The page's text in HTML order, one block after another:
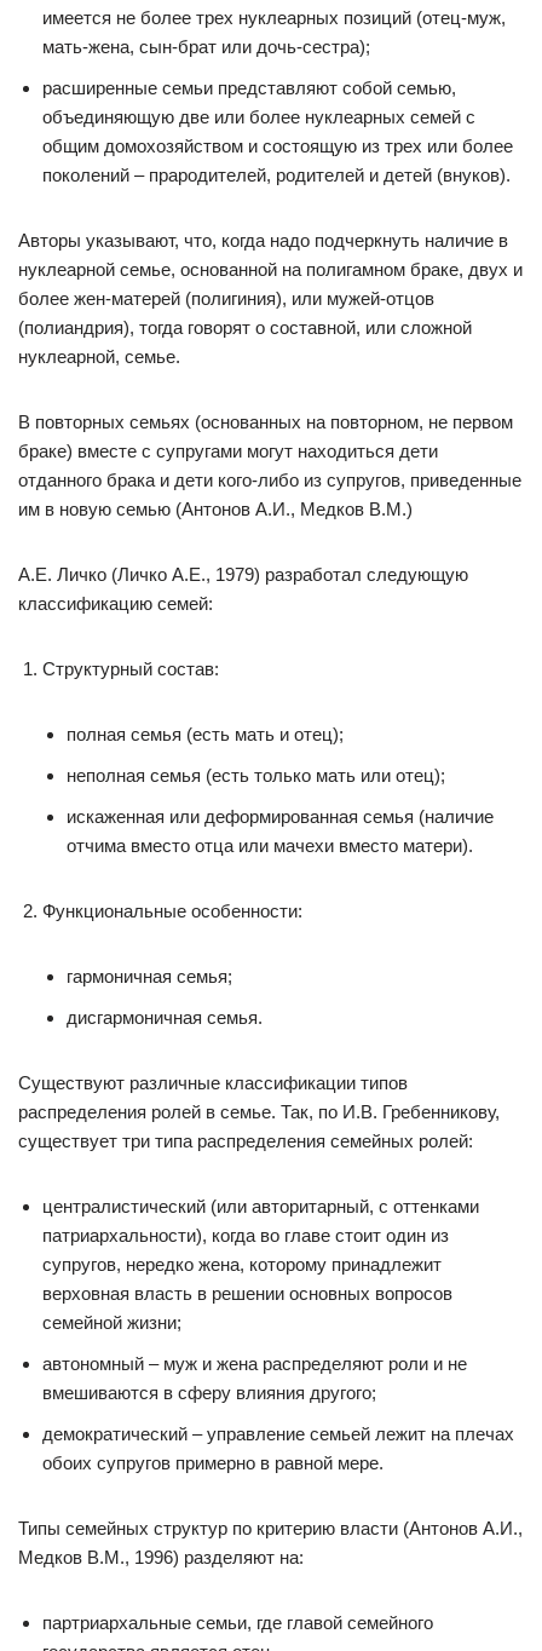
имеется не более трех нуклеарных позиций (отец-муж,
мать-жена, сын-брат или дочь-сестра);
расширенные семьи представляют собой семью,
объединяющую две или более нуклеарных семей с
общим домохозяйством и состоящую из трех или более
поколений – прародителей, родителей и детей (внуков).
Авторы указывают, что, когда надо подчеркнуть наличие в
нуклеарной семье, основанной на полигамном браке, двух и
более жен-матерей (полигиния), или мужей-отцов
(полиандрия), тогда говорят о составной, или сложной
нуклеарной, семье.
В повторных семьях (основанных на повторном, не первом
браке) вместе с супругами могут находиться дети
отданного брака и дети кого-либо из супругов, приведенные
им в новую семью (Антонов А.И., Медков В.М.)
А.Е. Личко (Личко А.Е., 1979) разработал следующую
классификацию семей:
Структурный состав:
полная семья (есть мать и отец);
неполная семья (есть только мать или отец);
искаженная или деформированная семья (наличие
отчима вместо отца или мачехи вместо матери).
Функциональные особенности:
гармоничная семья;
дисгармоничная семья.
Существуют различные классификации типов
распределения ролей в семье. Так, по И.В. Гребенникову,
существует три типа распределения семейных ролей:
централистический (или авторитарный, с оттенками
патриархальности), когда во главе стоит один из
супругов, нередко жена, которому принадлежит
верховная власть в решении основных вопросов
семейной жизни;
автономный – муж и жена распределяют роли и не
вмешиваются в сферу влияния другого;
демократический – управление семьей лежит на плечах
обоих супругов примерно в равной мере.
Типы семейных структур по критерию власти (Антонов А.И.,
Медков В.М., 1996) разделяют на:
партриархальные семьи, где главой семейного